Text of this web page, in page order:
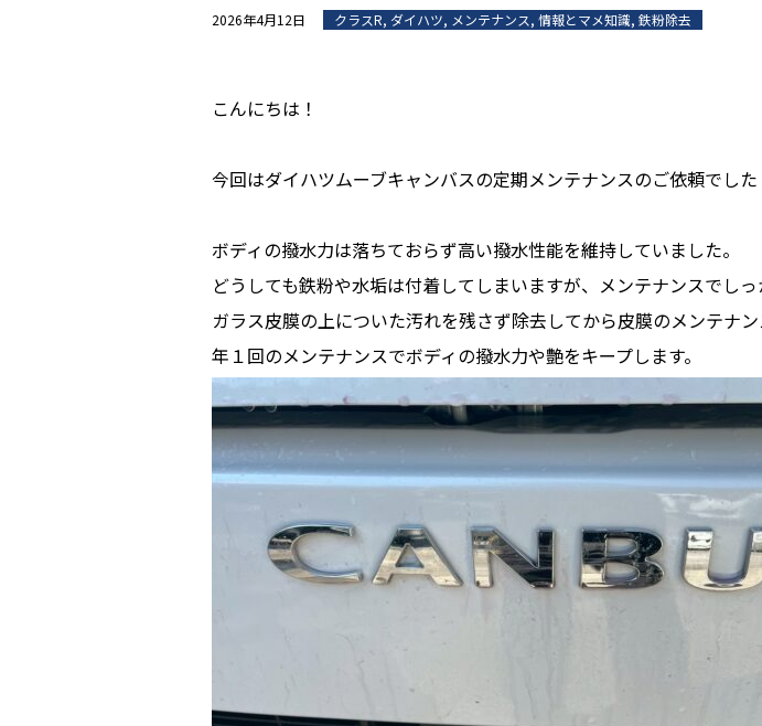
2026年4月12日 クラスR, ダイハツ, メンテナンス, 情報とマメ知識, 鉄粉除去
こんにちは！
今回はダイハツムーブキャンバスの定期メンテナンスのご依頼でし
ボディの撥水力は落ちておらず高い撥水性能を維持していました。
どうしても鉄粉や水垢は付着してしまいますが、メンテナンスでし
ガラス皮膜の上についた汚れを残さず除去してから皮膜のメンテナン
年１回のメンテナンスでボディの撥水力や艶をキープします。